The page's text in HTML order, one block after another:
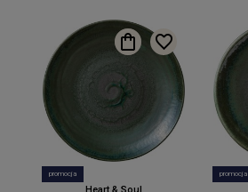
promocja
Heart & Soul
promocja